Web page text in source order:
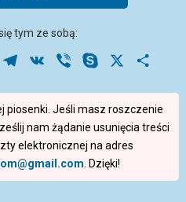
tym ze sobą:
LinkedInTelegram
VK Viber Skype
piosenki. Jeśli masz roszczenie
nam żądanie usunięcia treści
elektronicznej na adres
. Dzięki!